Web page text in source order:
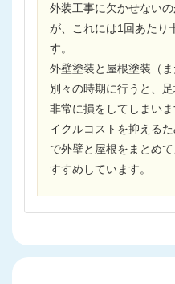
外装工事に欠かせない
が、これには1回あたり
す。
外壁塗装と屋根塗装（
別々の時期に行うと、
非常に損をしてしまい
イクルコストを抑える
で外壁と屋根をまとめ
すすめしています。